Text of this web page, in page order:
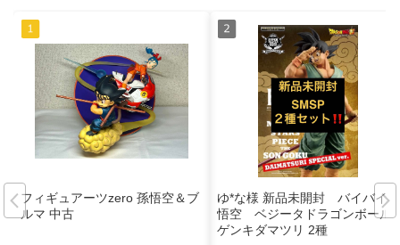
フィギュアーツzero 孫悟空＆ブ
ルマ 中古
ゆ*な様 新品未開封 バイバイ
悟空 ベジータドラゴンボール
ゲンキダマツリ 2種